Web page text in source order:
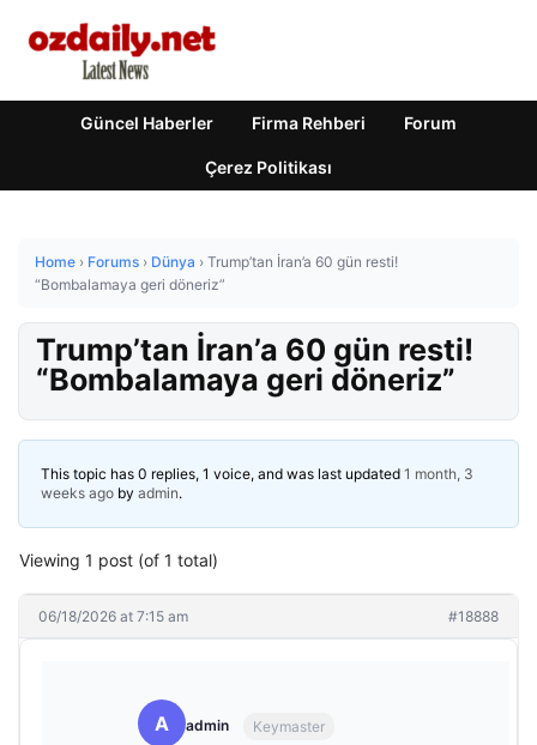
Güncel Haberler Firma Rehberi Forum
Çerez Politikası
Home › Forums › Dünya › Trump’tan İran’a 60 gün resti!
“Bombalamaya geri döneriz”
Trump’tan İran’a 60 gün resti!
“Bombalamaya geri döneriz”
This topic has 0 replies, 1 voice, and was last updated 1 month, 3
weeks ago by admin.
Viewing 1 post (of 1 total)
06/18/2026 at 7:15 am #18888
A admin Keymaster